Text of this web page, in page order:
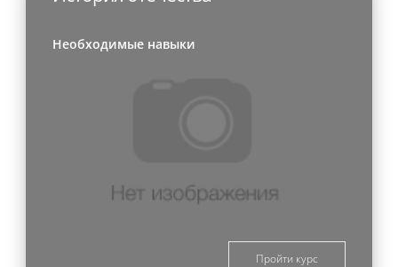
Необходимые навыки
Пройти курс